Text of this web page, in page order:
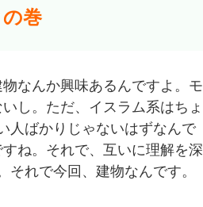
巻
なんか興味あるんですよ。モ
し。ただ、イスラム系はちょ
人ばかりじゃないはずなんで
ね。それで、互いに理解を深
れで今回、建物なんです。